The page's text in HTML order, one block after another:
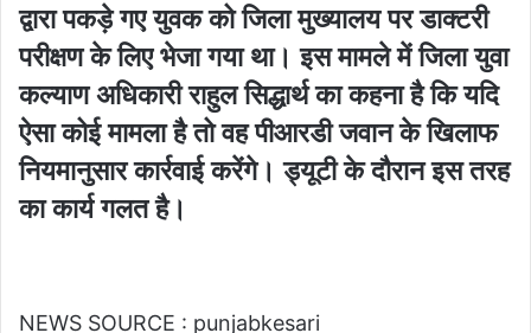
द्वारा पकड़े गए युवक को जिला मुख्यालय पर डाक्टरी
परीक्षण के लिए भेजा गया था। इस मामले में जिला युवा
कल्याण अधिकारी राहुल सिद्धार्थ का कहना है कि यदि
ऐसा कोई मामला है तो वह पीआरडी जवान के खिलाफ
नियमानुसार कार्रवाई करेंगे। ड्यूटी के दौरान इस तरह
का कार्य गलत है।
NEWS SOURCE : punjabkesari